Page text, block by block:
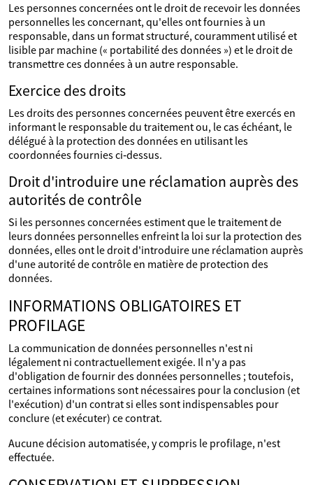
Les personnes concernées ont le droit de recevoir les données
personnelles les concernant, qu'elles ont fournies à un
responsable, dans un format structuré, couramment utilisé et
lisible par machine (« portabilité des données ») et le droit de
transmettre ces données à un autre responsable.
Exercice des droits
Les droits des personnes concernées peuvent être exercés en
informant le responsable du traitement ou, le cas échéant, le
délégué à la protection des données en utilisant les
coordonnées fournies ci‑dessus.
Droit d'introduire une réclamation auprès des
autorités de contrôle
Si les personnes concernées estiment que le traitement de
leurs données personnelles enfreint la loi sur la protection des
données, elles ont le droit d'introduire une réclamation auprès
d'une autorité de contrôle en matière de protection des
données.
INFORMATIONS OBLIGATOIRES ET
PROFILAGE
La communication de données personnelles n'est ni
légalement ni contractuellement exigée. Il n'y a pas
d'obligation de fournir des données personnelles ; toutefois,
certaines informations sont nécessaires pour la conclusion (et
l'exécution) d'un contrat si elles sont indispensables pour
conclure (et exécuter) ce contrat.
Aucune décision automatisée, y compris le profilage, n'est
effectuée.